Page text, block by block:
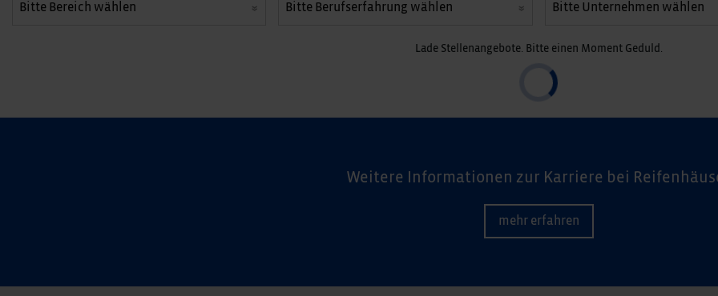
Lade Stellenangebote. Bitte einen Moment Geduld.
Weitere Informationen zur Karriere bei
mehr erfahren